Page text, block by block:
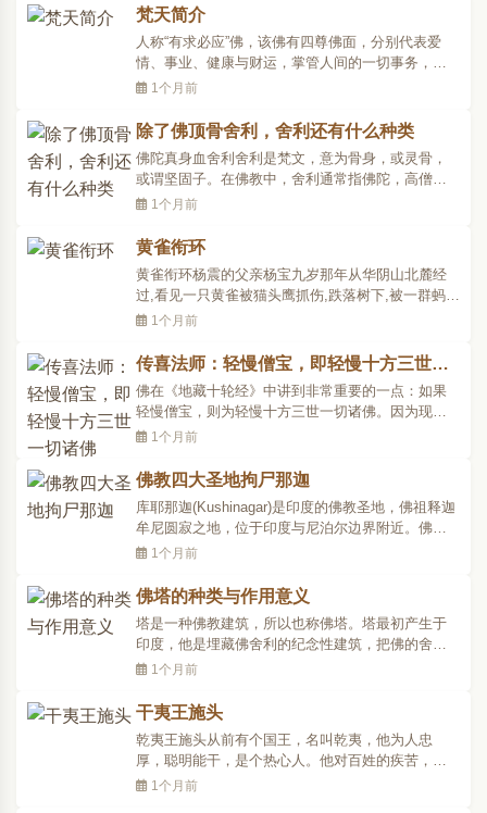
人对出家师父，或初出家者对腊长之出家师父，皆
应以“弟子”自称。凡于文末，署名之后，宜再署以“顶
礼”..
梵天简介
人称“有求必应”佛，该佛有四尊佛面，分别代表爱
情、事业、健康与财运，掌管人间的一切事务，是
泰国香火最旺的佛像之一。对信奉佛教的人来说，
件不可想像的事。据说四面佛的灵验超乎寻常，因
此，有些游客为了在四面佛前许誓还愿而多次往返
泰国，更有许多..
1个月前
除了佛顶骨舍利，舍利还有什么种类
佛陀真身血舍利舍利是梵文，意为骨身，或灵骨，
或谓坚固子。在佛教中，舍利通常指佛陀，高僧圆
寂后遗留下来的身骨，头发或遗体，火化时结成的
骨舍利和法身舍利之两种。出于对宗教信仰的尊
重，对人权、信徒的保护，秉着科学与宗教共存而
不是完全对立的态度..
1个月前
黄雀衔环
黄雀衔环杨震的父亲杨宝九岁那年从华阴山北麓经
过,看见一只黄雀被猫头鹰抓伤,跌落树下,被一群蚂蚁
团团围住,动弹不得,十分痛苦。杨宝小心地将黄雀捧
雀伤愈飞走。一天夜里,一个黄衣童子向杨宝跪拜,
说:“我是西王母的使者,感谢公子相救。这四枚白玉环
不成..
1个月前
传喜法师：轻慢僧宝，即轻慢十方三世一
切诸佛
佛在《地藏十轮经》中讲到非常重要的一点：如果
轻慢僧宝，则为轻慢十方三世一切诸佛。因为现前
僧宝就是我们的解脱幢相，是替佛行化在世间的
切诸佛。经典中佛陀反复强调，比喻有很多。佛经
中有这样一个故事：过去有个地方，凡是被判了死
刑的罪犯都会被丢到..
1个月前
佛教四大圣地拘尸那迦
库耶那迦(Kushinagar)是印度的佛教圣地，佛祖释迦
牟尼圆寂之地，位于印度与尼泊尔边界附近。佛在
80岁时自知已得重病，便同弟子从毗舍离城向西北
走到拘尸那羯罗，病情加重。涅盘的那天，他在河
里洗了澡，在一个长满娑罗双树的小树林里安了绳
床。他枕着右..
1个月前
佛塔的种类与作用意义
塔是一种佛教建筑，所以也称佛塔。塔最初产生于
印度，他是埋藏佛舍利的纪念性建筑，把佛的舍利
埋藏于地下，在它的上面堆筑出一座半圆形的土
翻译为“塔波”或称“浮图”，简称为塔。这种半圆形的
塔随佛教传入中国后，与中国原有的楼阁相结合而
产生了中..
1个月前
干夷王施头
乾夷王施头从前有个国王，名叫乾夷，他为人忠
厚，聪明能干，是个热心人。他对百姓的疾苦，也
非常关心，常常想尽方法帮助他们解决困难。因
1个月前